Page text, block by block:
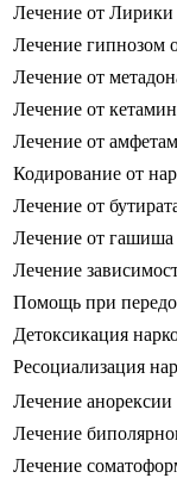
Лечение от Лирики
Лечение гипнозом
Лечение от
Лечение от
Лечение от
Кодирование от
Лечение от
Лечение от гашиша
Лечение
Помощь при
Детоксикация
Ресоциализация
Лечение анорексии
Лечение
Лечение